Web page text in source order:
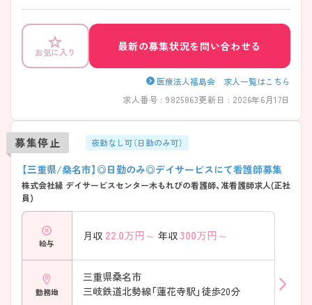
お気に入り 最新の募集状況を問い合わせる
医療法人福島会 求人一覧はこちら
求人番号 : 9825863更新日 : 2026年6月17日
募集停止 夜勤なし可（日勤のみ可）
【三重県/桑名市】◎日勤のみ◎デイサービスにて看護師募集
株式会社縁 デイサービスセンター木もれびの看護師、准看護師求人(正社
員)
給与
月収 22.0万円～ 年収 300万円～
勤務地
三重県桑名市
三岐鉄道北勢線「蓮花寺駅」徒歩20分